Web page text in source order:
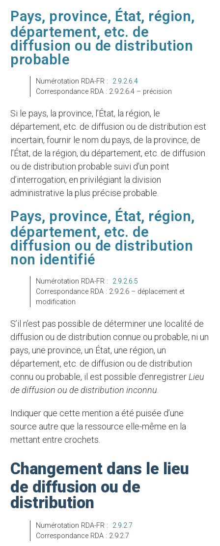
Pays, province, État, région,
département, etc. de
diffusion ou de distribution
probable
Numérotation RDA-FR : 2.9.2.6.4
Correspondance RDA : 2.9.2.6.4 – précision
Si le pays, la province, l’État, la région, le
département, etc. de diffusion ou de distribution est
incertain, fournir le nom du pays, de la province, de
l’État, de la région, du département, etc. de diffusion
ou de distribution probable suivi d’un point
d’interrogation, en privilégiant la division
administrative la plus précise probable.
Pays, province, État, région,
département, etc. de
diffusion ou de distribution
non identifié
Numérotation RDA-FR : 2.9.2.6.5
Correspondance RDA : 2.9.2.6 – déplacement et
modification
S’il n’est pas possible de déterminer une localité de
diffusion ou de distribution connue ou probable, ni un
pays, une province, un État, une région, un
département, etc. de diffusion ou de distribution
connu ou probable, il est possible d’enregistrer Lieu
de diffusion ou de distribution inconnu
Indiquer que cette mention a été puisée d’une
source autre que la ressource elle-même en la
mettant entre crochets.
Changement dans le lieu
de diffusion ou de
distribution
Numérotation RDA-FR : 2.9.2.7
Correspondance RDA : 2.9.2.7